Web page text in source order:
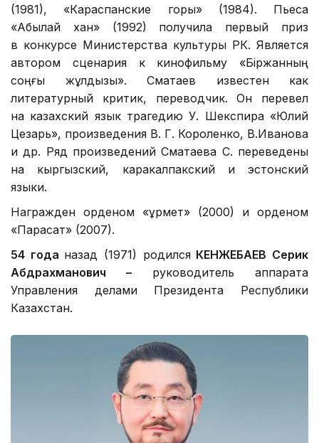
(1981), «Караспанские горы» (1984). Пьеса
«Абылай хан» (1992) получила первый приз
в конкурсе Министерства культуры РК. Является
автором сценария к кинофильму «Біржанның
соңғы жұлдызы». Сматаев известен как
литературный критик, переводчик. Он перевел
на казахский язык трагедию У. Шекспира «Юлий
Цезарь», произведения В. Г. Короленко, В.Иванова
и др. Ряд произведений Сматаева С. переведены
на кыргызский, каракалпакский и эстонский
языки.
Награжден орденом «Құрмет» (2000) и орденом
«Парасат» (2007).
54 года назад (1971) родилсяКЕНЖЕБАЕВ Серик
Абдрахманович – руководитель аппарата
Управления делами Президента Республики
Казахстан.